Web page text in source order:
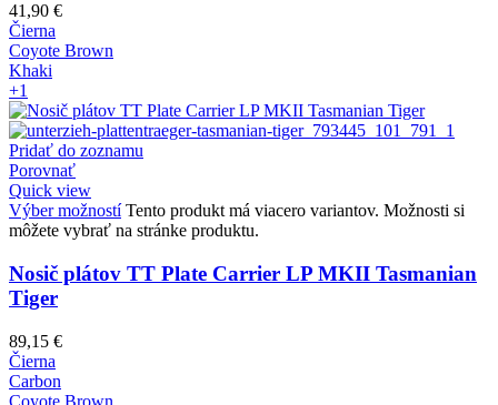
41,90 €
Čierna
Coyote Brown
Khaki
+1
Pridať do zoznamu
Porovnať
Quick view
Výber možností Tento produkt má viacero variantov. Možnosti si
môžete vybrať na stránke produktu.
Nosič plátov TT Plate Carrier LP MKII Tasmanian
Tiger
89,15 €
Čierna
Carbon
Coyote Brown